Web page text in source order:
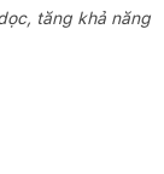
tăng khả năng